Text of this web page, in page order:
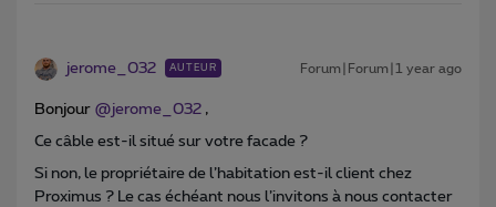
jerome_032 AUTEUR Forum|Forum|1 year ago
Bonjour @jerome_032 ,
Ce câble est-il situé sur votre facade ?
Si non, le propriétaire de l’habitation est-il client chez
Proximus ? Le cas échéant nous l’invitons à nous contacter